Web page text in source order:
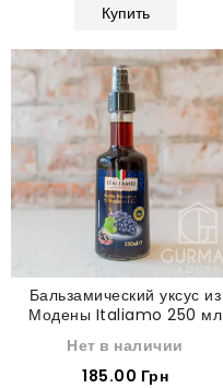
Купить
Бальзамический уксус из
Модены Italiamo 250 мл
Нет в наличии
185.00 Грн